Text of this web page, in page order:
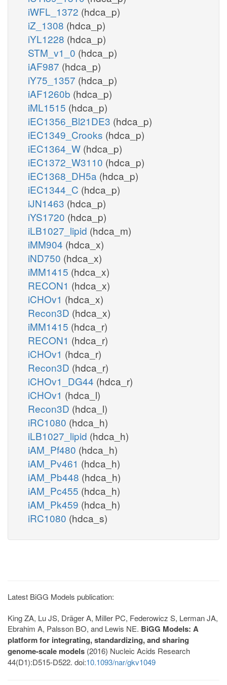
iWFL_1372 (hdca_p)
iZ_1308 (hdca_p)
iYL1228 (hdca_p)
STM_v1_0 (hdca_p)
iAF987 (hdca_p)
iY75_1357 (hdca_p)
iAF1260b (hdca_p)
iML1515 (hdca_p)
iEC1356_Bl21DE3 (hdca_p)
iEC1349_Crooks (hdca_p)
iEC1364_W (hdca_p)
iEC1372_W3110 (hdca_p)
iEC1368_DH5a (hdca_p)
iEC1344_C (hdca_p)
iJN1463 (hdca_p)
iYS1720 (hdca_p)
iLB1027_lipid (hdca_m)
iMM904 (hdca_x)
iND750 (hdca_x)
iMM1415 (hdca_x)
RECON1 (hdca_x)
iCHOv1 (hdca_x)
Recon3D (hdca_x)
iMM1415 (hdca_r)
RECON1 (hdca_r)
iCHOv1 (hdca_r)
Recon3D (hdca_r)
iCHOv1_DG44 (hdca_r)
iCHOv1 (hdca_l)
Recon3D (hdca_l)
iRC1080 (hdca_h)
iLB1027_lipid (hdca_h)
iAM_Pf480 (hdca_h)
iAM_Pv461 (hdca_h)
iAM_Pb448 (hdca_h)
iAM_Pc455 (hdca_h)
iAM_Pk459 (hdca_h)
iRC1080 (hdca_s)
Latest BiGG Models publication:
King ZA, Lu JS, Dräger A, Miller PC, Federowicz S, Lerman JA,
Ebrahim A, Palsson BO, and Lewis NE. BiGG Models: A
platform for integrating, standardizing, and sharing
genome-scale models (2016) Nucleic Acids Research
44(D1):D515-D522. doi:10.1093/nar/gkv1049